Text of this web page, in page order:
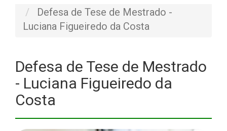
Defesa de Tese de Mestrado -
Luciana Figueiredo da Costa
Defesa de Tese de Mestrado
- Luciana Figueiredo da
Costa